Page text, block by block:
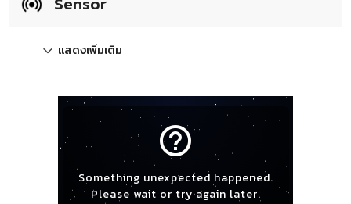
แสดงเพิ่มเติม
help_outline
Something unexpected happened.
Please wait or try again later.